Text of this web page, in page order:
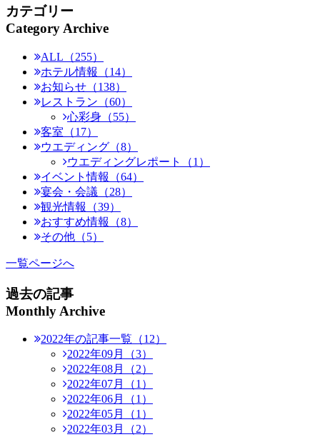
カテゴリー
Category Archive
ALL（255）
ホテル情報（14）
お知らせ（138）
レストラン（60）
心彩身（55）
客室（17）
ウエディング（8）
ウエディングレポート（1）
イベント情報（64）
宴会・会議（28）
観光情報（39）
おすすめ情報（8）
その他（5）
一覧ページへ
過去の記事
Monthly Archive
2022年の記事一覧（12）
2022年09月（3）
2022年08月（2）
2022年07月（1）
2022年06月（1）
2022年05月（1）
2022年03月（2）